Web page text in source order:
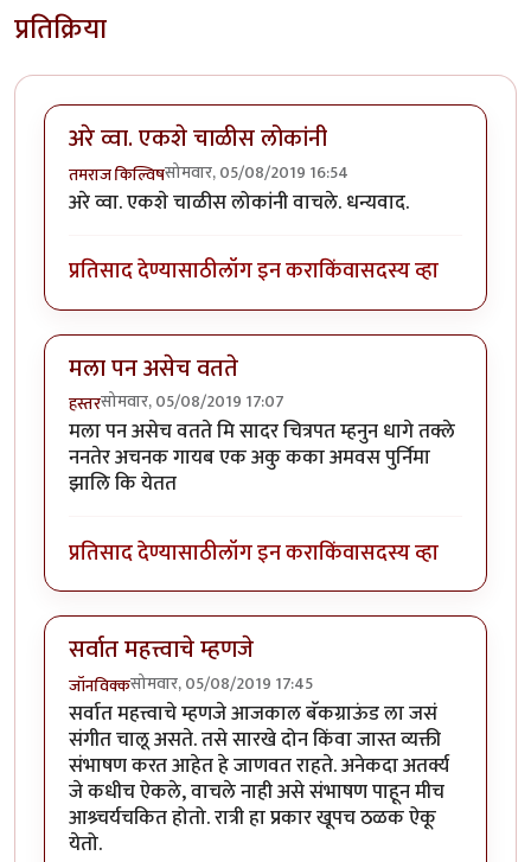
प्रतिक्रिया
अरे व्वा. एकशे चाळीस लोकांनी
तमराज किल्विषसोमवार, 05/08/2019 16:54
अरे व्वा. एकशे चाळीस लोकांनी वाचले. धन्यवाद.
प्रतिसाद देण्यासाठीलॉग इन कराकिंवासदस्य व्हा
मला पन असेच वतते
हस्तरसोमवार, 05/08/2019 17:07
मला पन असेच वतते मि सादर चित्रपत म्हनुन धागे तक्ले
ननतेर अचनक गायब एक अकु कका अमवस पुर्निमा
झालि कि येतत
प्रतिसाद देण्यासाठीलॉग इन कराकिंवासदस्य व्हा
सर्वात महत्त्वाचे म्हणजे
जॉनविक्कसोमवार, 05/08/2019 17:45
सर्वात महत्त्वाचे म्हणजे आजकाल बॅकग्राऊंड ला जसं
संगीत चालू असते. तसे सारखे दोन किंवा जास्त व्यक्ती
संभाषण करत आहेत हे जाणवत राहते. अनेकदा अतर्क्य
जे कधीच ऐकले, वाचले नाही असे संभाषण पाहून मीच
आश्र्चर्यचकित होतो. रात्री हा प्रकार खूपच ठळक ऐकू
येतो.